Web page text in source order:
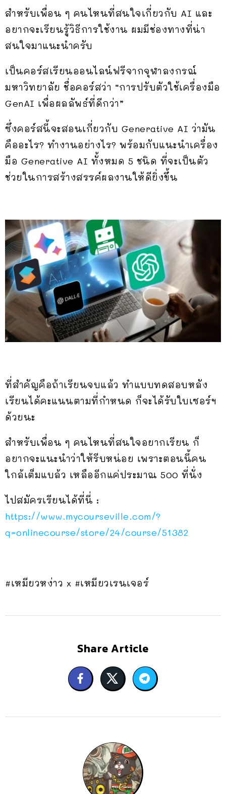
สำหรับเพื่อน ๆ คนไหนที่สนใจเกี่ยวกับ AI และ
อยากจะเรียนรู้วิธีการใช้งาน ผมมีช่องทางที่น่า
สนใจมาแนะนำครับ
เป็นคอร์สเรียนออนไลน์ฟรีจากจุฬาลงกรณ์
มหาวิทยาลัย ชื่อคอร์สว่า “การปรับตัวใช้เครื่องมือ
GenAI เพื่อผลลัพธ์ที่ดีกว่า”
ซึ่งคอร์สนี้จะสอนเกี่ยวกับ Generative AI ว่ามัน
คืออะไร? ทำงานอย่างไร? พร้อมกับแนะนำเครื่อง
มือ Generative AI ทั้งหมด 5 ชนิด ที่จะเป็นตัว
ช่วยในการสร้างสรรค์ผลงานให้ดียิ่งขึ้น
ที่สำคัญคือถ้าเรียนจบแล้ว ทำแบบทดสอบหลัง
เรียนได้คะแนนตามที่กำหนด ก็จะได้รับใบเซอร์ฯ
ด้วยนะ
สำหรับเพื่อน ๆ คนไหนที่สนใจอยากเรียน ก็
อยากจะแนะนำว่าให้รีบหน่อย เพราะตอนนี้คน
ใกล้เต็มแบล้ว เหลืออีกแค่ประมาณ 500 ที่นั่ง
ไปสมัครเรียนได้ที่นี่ :
https://www.mycourseville.com/?
q=onlinecourse/store/24/course/51382
#เหมียวหง่าว x #เหมียวเรนเจอร์
Share Article